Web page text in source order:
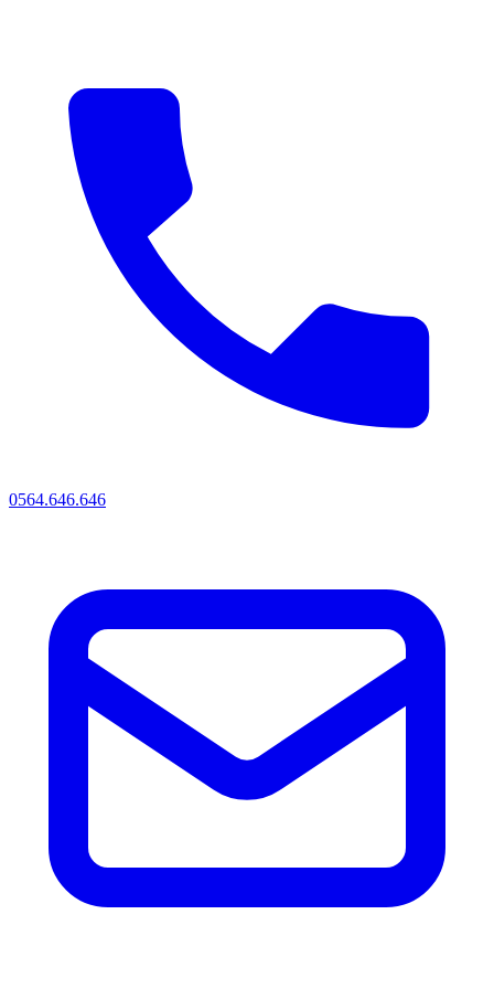
0564.646.646